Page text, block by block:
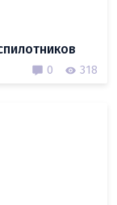
0 318